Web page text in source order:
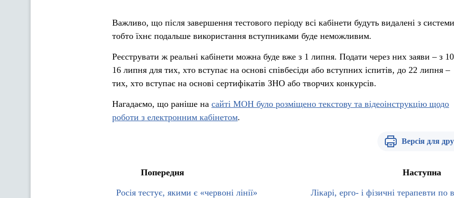
Важливо, що після завершення тестового періоду всі кабінети будуть видалені з
тобто їхнє подальше використання вступниками буде неможливим.
Реєструвати ж реальні кабінети можна буде вже з 1 липня. Подати через них заяви – з
16 липня для тих, хто вступає на основі співбесіди або вступних іспитів, до 22 липня
тих, хто вступає на основі сертифікатів ЗНО або творчих конкурсів.
Нагадаємо, що раніше на сайті МОН було розміщено текстову та відеоінструкцію щодо
роботи з електронним кабінетом.
Версія для
Попередня
Росія тестує, якими є «червоні лінії»
Наступна
Лікарі, ерго- і фізичні терапевти по